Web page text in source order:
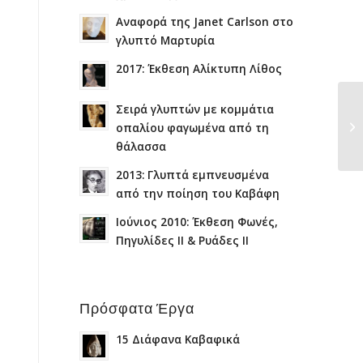
Αναφορά της Janet Carlson στο
γλυπτό Μαρτυρία
2017: Έκθεση Αλίκτυπη Λίθος
Σειρά γλυπτών με κομμάτια
οπαλίου φαγωμένα από τη
θάλασσα
2013: Γλυπτά εμπνευσμένα
από την ποίηση του Καβάφη
Ιούνιος 2010: Έκθεση Φωνές,
Πηγυλίδες ΙΙ & Ρυάδες ΙΙ
Πρόσφατα Έργα
15 Διάφανα Καβαφικά